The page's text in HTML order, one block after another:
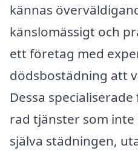
kännas
känslomässigt och
ett företag med
dödsbostädning att
Dessa
rad tjänster som
själva städningen,